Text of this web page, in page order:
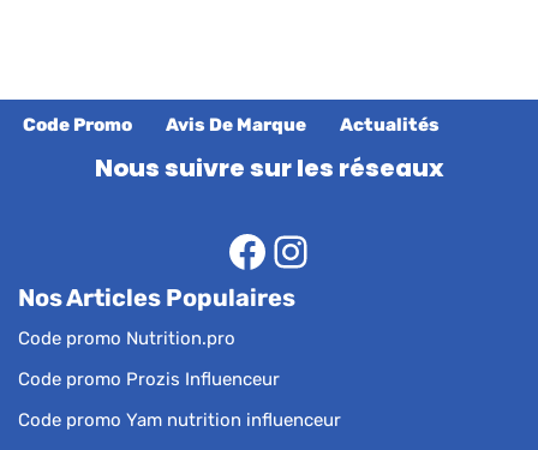
Code Promo Avis De Marque Actualités
Nous suivre sur les réseaux
Nos Articles Populaires
Code promo Nutrition.pro
Code promo Prozis Influenceur
Code promo Yam nutrition influenceur